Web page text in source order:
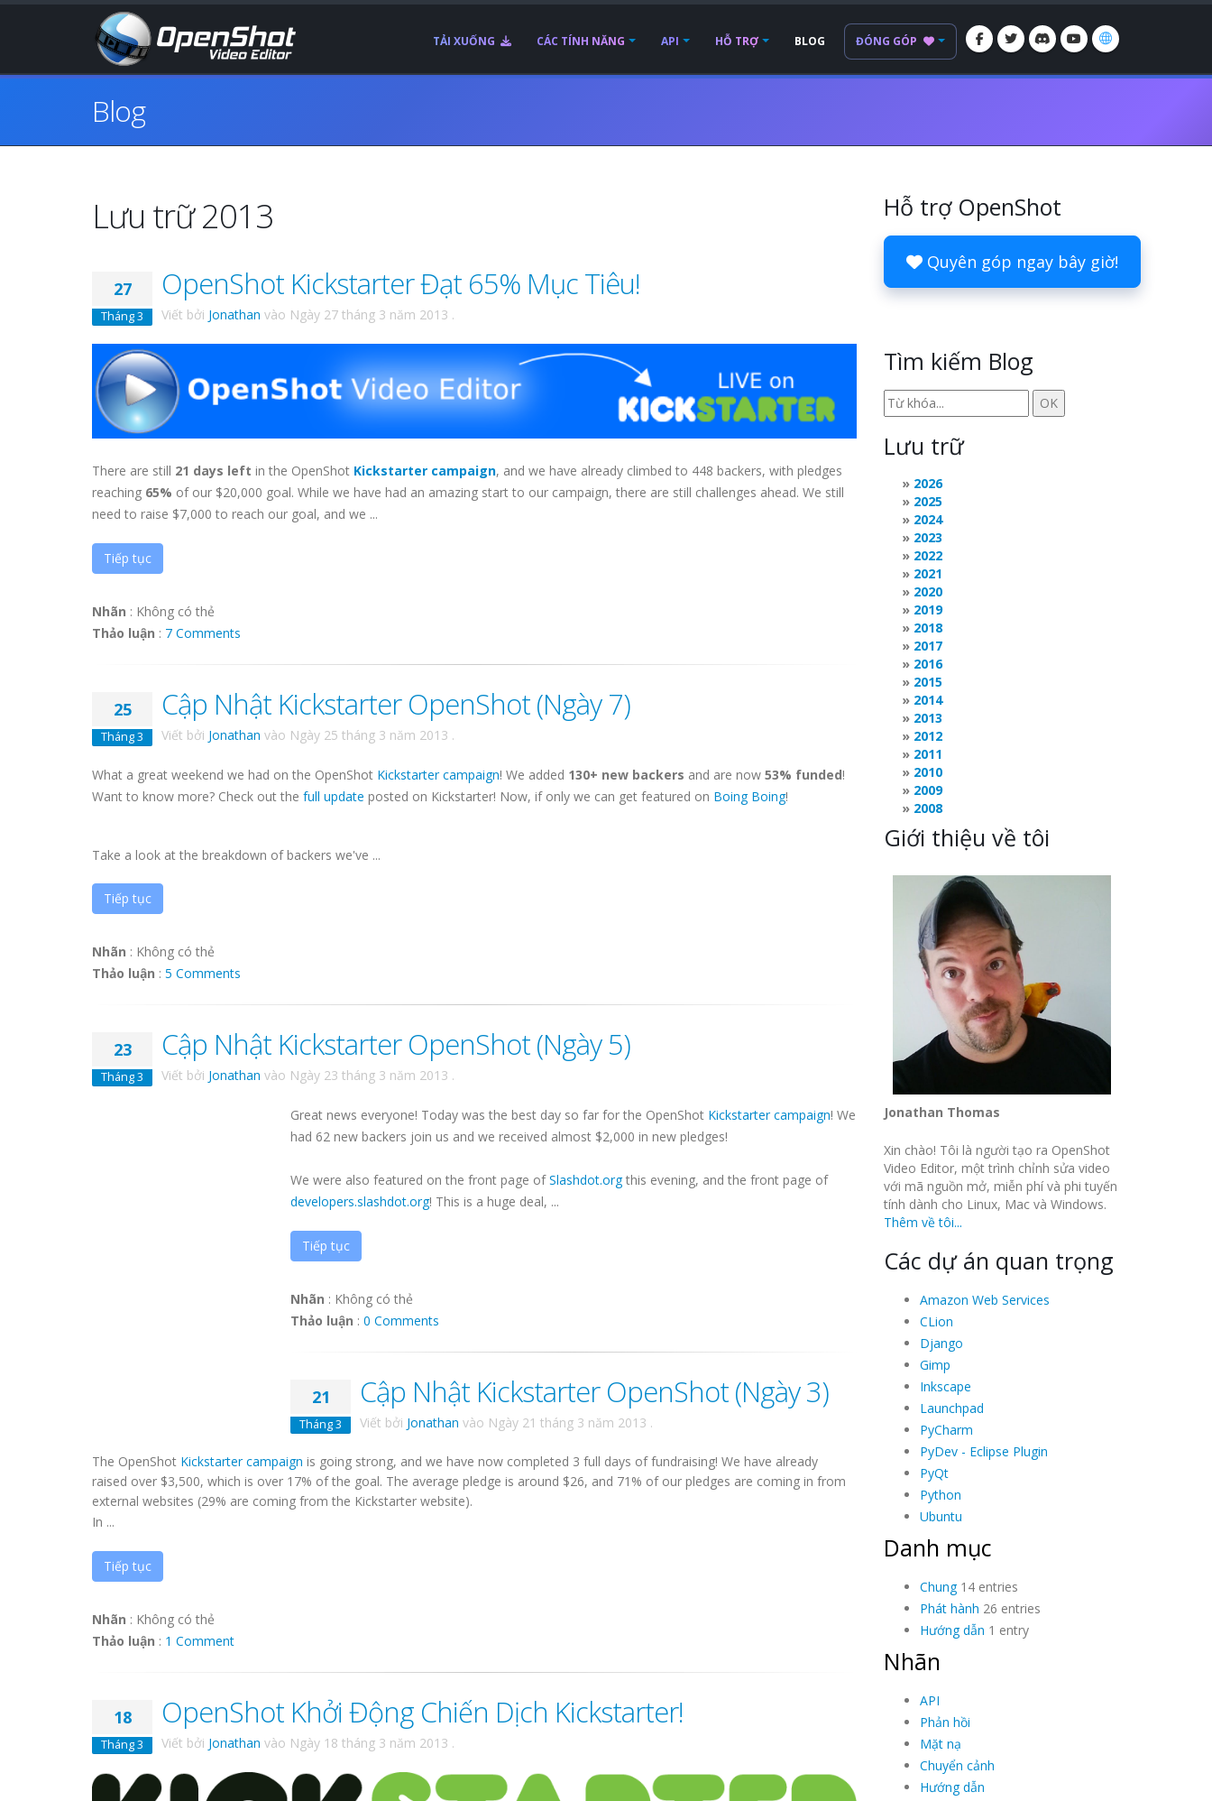
TẢI XUỐNG CÁC TÍNH NĂNG API HỖ TRỢ BLOG ĐÓNG GÓP
Blog
Lưu trữ 2013
27
Tháng 3
OpenShot Kickstarter Đạt 65% Mục Tiêu!
Viết bởi Jonathan vào Ngày 27 tháng 3 năm 2013 .
There are still 21 days left in the OpenShot Kickstarter campaign, and we have already climbed to 448 backers, with pledges
reaching 65% of our $20,000 goal. While we have had an amazing start to our campaign, there are still challenges ahead. We still
need to raise $7,000 to reach our goal, and we ...
Tiếp tục
Nhãn : Không có thẻ
Thảo luận : 7 Comments
25
Tháng 3
Cập Nhật Kickstarter OpenShot (Ngày 7)
Viết bởi Jonathan vào Ngày 25 tháng 3 năm 2013 .
What a great weekend we had on the OpenShot Kickstarter campaign! We added 130+ new backers and are now 53% funded!
Want to know more? Check out the full update posted on Kickstarter! Now, if only we can get featured on Boing Boing!
Take a look at the breakdown of backers we've ...
Tiếp tục
Nhãn : Không có thẻ
Thảo luận : 5 Comments
23
Tháng 3
Cập Nhật Kickstarter OpenShot (Ngày 5)
Viết bởi Jonathan vào Ngày 23 tháng 3 năm 2013 .
Great news everyone! Today was the best day so far for the OpenShot Kickstarter campaign! We
had 62 new backers join us and we received almost $2,000 in new pledges!
We were also featured on the front page ofSlashdot.orgthis evening, and the front page of
developers.slashdot.org! This is a huge deal, ...
Tiếp tục
Nhãn : Không có thẻ
Thảo luận : 0 Comments
21
Tháng 3
Cập Nhật Kickstarter OpenShot (Ngày 3)
Viết bởi Jonathan vào Ngày 21 tháng 3 năm 2013 .
The OpenShot Kickstarter campaign is going strong, and we have now completed 3 full days of fundraising! We have already
raised over $3,500, which is over 17% of the goal. The average pledge is around $26, and 71% of our pledges are coming in from
external websites (29% are coming from the Kickstarter website).
In ...
Tiếp tục
Nhãn : Không có thẻ
Thảo luận : 1 Comment
18
Tháng 3
OpenShot Khởi Động Chiến Dịch Kickstarter!
Viết bởi Jonathan vào Ngày 18 tháng 3 năm 2013 .
Hỗ trợ OpenShot
Quyên góp ngay bây giờ!
Tìm kiếm Blog
Lưu trữ
2026
2025
2024
2023
2022
2021
2020
2019
2018
2017
2016
2015
2014
2013
2012
2011
2010
2009
2008
Giới thiệu về tôi
Jonathan Thomas
Xin chào! Tôi là người tạo ra OpenShot
Video Editor, một trình chỉnh sửa video
với mã nguồn mở, miễn phí và phi tuyến
tính dành cho Linux, Mac và Windows.
Thêm về tôi...
Các dự án quan trọng
Amazon Web Services
CLion
Django
Gimp
Inkscape
Launchpad
PyCharm
PyDev - Eclipse Plugin
PyQt
Python
Ubuntu
Danh mục
Chung14 entries
Phát hành 26 entries
Hướng dẫn 1 entry
Nhãn
API
Phản hồi
Mặt nạ
Chuyển cảnh
Hướng dẫn